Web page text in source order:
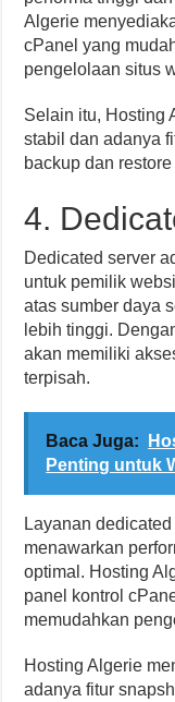
Algerie
cPanel yang
pengelolaan situs
Selain itu, Hosting
stabil dan adanya
backup dan
4.
Dedicated server
untuk pemilik
atas sumber daya
lebih tinggi.
akan memiliki
terpisah.
Baca Juga:
Penting untuk
Layanan
menawarkan
optimal. Hosting
panel kontrol
memudahkan
Hosting Algerie
adanya fitur